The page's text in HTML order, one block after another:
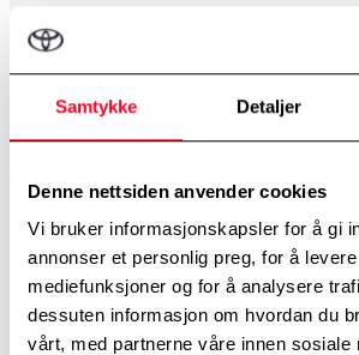
Samtykke Detaljer
Denne nettsiden anvender cookies
Vi bruker informasjonskapsler for å gi
annonser et personlig preg, for å
mediefunksjoner og for å analysere
dessuten informasjon om hvordan du
vårt, med partnerne våre innen sosiale
Kampanjer
Våre personbiler